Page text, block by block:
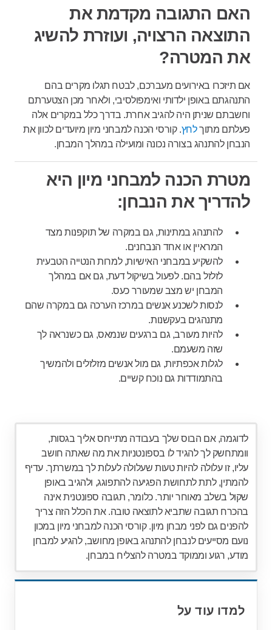
האם התגובה מקדמת את
התוצאה הרצויה, ועוזרת להשיג
את המטרה?
אם תיזכרו באירועים מעברכם, לבטח תגלו מקרים בהם
התנהגתם באופן ילדותי ואימפולסיבי, ולאחר מכן הצטערתם
וחשבתם שניתן היה להגיב אחרת. בדרך כלל במקרים אלה
פעלתם מתוךלחץ. קורסי הכנה למבחני מיון מיועדים לכוון את
הנבחן להתנהג בצורה נכונה ומועילה במהלך המבחן.
מטרת הכנה למבחני מיון היא
להדריך את הנבחן:
להתנהג במתינות, גם במקרה של תוקפנות מצד
המראיין או אחד הנבחנים.
להשקיע במבחני האישיות, למרות הנטייה הטבעית
לזלזל בהם. לפעול בשיקול דעת, גם אם במהלך
המבחן יש מצב שמעורר כעס.
לנסות לשכנע אנשים במרכז הערכה גם במקרה שהם
מתנהגים בעקשנות.
להיות מעורב, גם ברגעים שנמאס, גם כשנראה לך
שזה משעמם.
לגלות אכפתיות, גם מול אנשים מזלזלים ולהמשיך
בהתמודדות גם נוכח קשיים.
לדוגמה, אם הבוס שלך בעבודה מתייחס אליך בגסות,
וומתחשק לך להגיד לו בספונטניות את מה שאתה חושב
עליו, זו עלולה להיות טעות שעלולה לעלות לך במשרתך. עדיף
להמתין, לתת לתחושת הפגיעה להתפוגג, ולהגיב באופן
שקול בשלב מאוחר יותר. כלומר, תגובה ספונטנית אינה
בהכרח תגובה שתביא לתוצאה טובה. את הכלל הזה צריך
להפנים גם לפני מבחן מיון. קורסי הכנה למבחני מיון במכון
נועם מסייעים לנבחן להתנהג באופן מחושב, להגיע למבחן
מודע, רגוע וממוקד במטרה להצליח במבחן.
למדו עוד על